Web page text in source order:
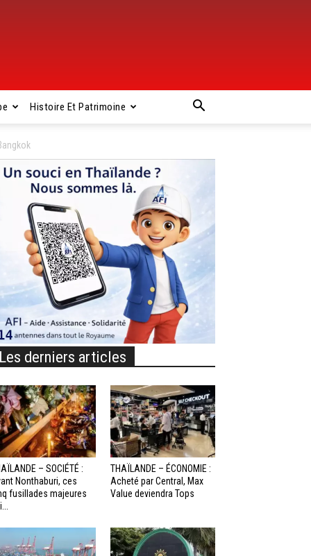
Histoire Et Patrimoine
Les derniers articles
– SOCIÉTÉ :
Nonthaburi, ces
fusillades majeures
THAÏLANDE – ÉCONOMIE :
Acheté par Central, Max
Value deviendra Tops